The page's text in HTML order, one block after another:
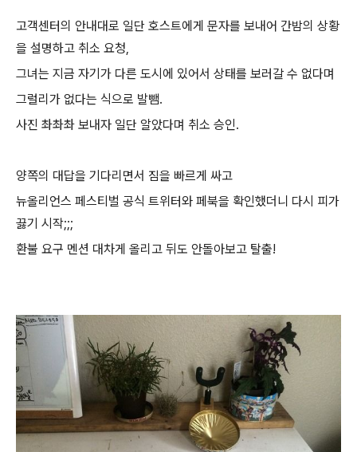
고객센터의 안내대로 일단 호스트에게 문자를 보내어 간밤의 상황
을 설명하고 취소 요청,
그녀는 지금 자기가 다른 도시에 있어서 상태를 보러갈 수 없다며
그럴리가 없다는 식으로 발뺌.
사진 촤촤촤 보내자 일단 알았다며 취소 승인.
양쪽의 대답을 기다리면서 짐을 빠르게 싸고
뉴올리언스 페스티벌 공식 트위터와 페북을 확인했더니 다시 피가
끓기 시작;;;
환불 요구 멘션 대차게 올리고 뒤도 안돌아보고 탈출!